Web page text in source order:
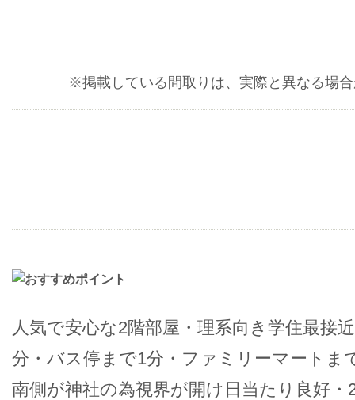
※掲載している間取りは、実際と異なる場
人気で安心な2階部屋・理系向き学住最接
分・バス停まで1分・ファミリーマートま
南側が神社の為視界が開け日当たり良好